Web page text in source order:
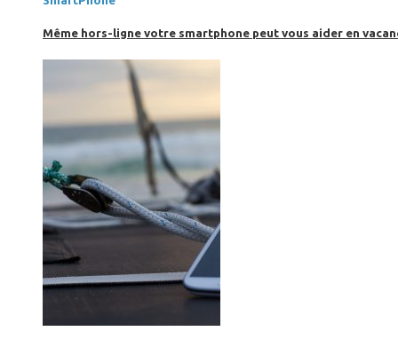
Même hors-ligne votre smartphone peut vous aider en